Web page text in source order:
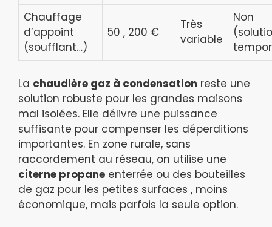
Chauffage
d’appoint
(soufflant…)
50 , 200 €
Très
variable
Non
La chaudière gaz à condensation reste une
solution robuste pour les grandes maisons
mal isolées. Elle délivre une puissance
suffisante pour compenser les déperditions
importantes. En zone rurale, sans
raccordement au réseau, on utilise une
citerne propane enterrée ou des bouteilles
de gaz pour les petites surfaces , moins
économique, mais parfois la seule option.